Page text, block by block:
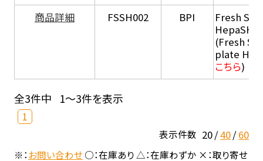
商品詳細
FSSH002 BPI
Fresh
HepaSH®
(Fresh
plate
こちら)
全3件中 1～3件を表示
1
表示件数 20 40 60
※：お問い合わせ○：在庫あり △：在庫わずか ×：取り寄せ